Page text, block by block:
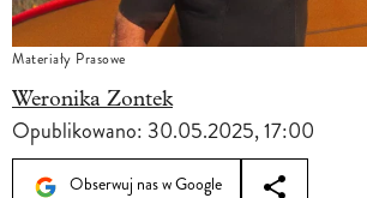
Materiały Prasowe
Weronika Zontek
Opublikowano: 30.05.2025, 17:00
Obserwuj nas w Google